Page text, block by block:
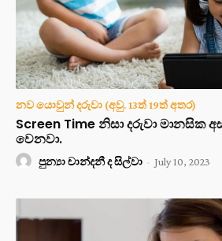
නව යොවුන් දරුවා (අවු. 13ත් 19ත් අතර)
Screen Time නිසා දරුවා මානසික
වෙනවා.
පුන්‍යා චාන්දනී ද සිල්වා - July 10, 2023